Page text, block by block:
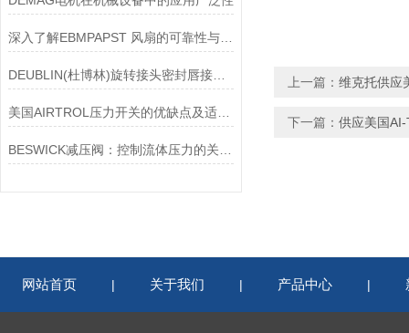
深入了解EBMPAPST 风扇的可靠性与耐用性
DEUBLIN(杜博林)旋转接头密封唇接觖宽度和负载
美国AIRTROL压力开关的优缺点及适用范围讲解
上一篇： 维克托供应
下一篇： 供应美国
网站首页 | 关于我们 | 产品中心 |